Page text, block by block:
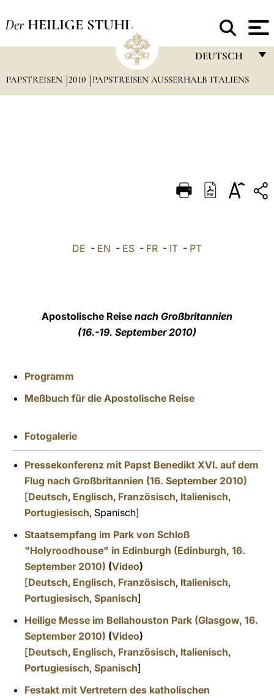
Der HEILIGE STUHL
DEUTSCH
FRANÇAIS
DEUTSCH
العربيّة
PAPSTREISEN 2010 PAPSTREISEN AUSSERHALB ITALIENS
DE - EN - ES - FR - IT - PT
Apostolische Reise nach Großbritannien
(16.-19. September 2010)
Programm
Meßbuch für die Apostolische Reise
Fotogalerie
Pressekonferenz mit Papst Benedikt XVI. auf dem
Flug nach Großbritannien (16. September 2010)
[Deutsch, Englisch, Französisch, Italienisch,
Portugiesisch, Spanisch]
Staatsempfang im Park von Schloß
"Holyroodhouse" in Edinburgh (Edinburgh, 16.
September 2010) (Video)
[Deutsch, Englisch, Französisch, Italienisch,
Portugiesisch, Spanisch]
Heilige Messe im Bellahouston Park (Glasgow, 16.
September 2010) (Video)
[Deutsch, Englisch, Französisch, Italienisch,
Portugiesisch, Spanisch]
Festakt mit Vertretern des katholischen